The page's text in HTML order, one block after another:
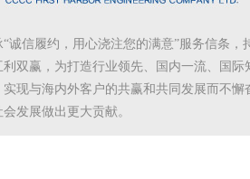
“诚信履约，用心浇注您的满意”服务信条，
利双赢，为打造行业领先、国内一流、国际
实现与海内外客户的共赢和共同发展而不懈
会发展做出更大贡献。